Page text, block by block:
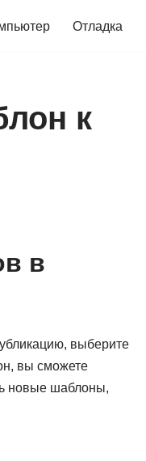
Отладка
к
в
выберите
вы сможете
новые шаблоны,